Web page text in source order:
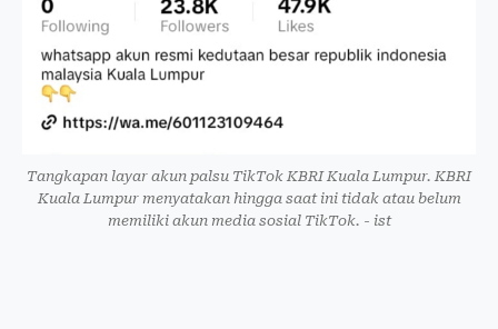
Tangkapan layar akun palsu TikTok KBRI Kuala Lumpur. KBRI
Kuala Lumpur menyatakan hingga saat ini tidak atau belum
memiliki akun media sosial TikTok. - ist